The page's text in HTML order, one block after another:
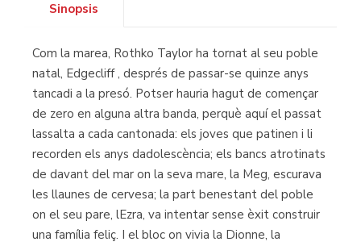
Sinopsis
Com la marea, Rothko Taylor ha tornat al seu poble
natal, Edgecliff , després de passar-se quinze anys
tancadi a la presó. Potser hauria hagut de començar
de zero en alguna altra banda, perquè aquí el passat
lassalta a cada cantonada: els joves que patinen i li
recorden els anys dadolescència; els bancs atrotinats
de davant del mar on la seva mare, la Meg, escurava
les llaunes de cervesa; la part benestant del poble
on el seu pare, lEzra, va intentar sense èxit construir
una família feliç. I el bloc on vivia la Dionne, la